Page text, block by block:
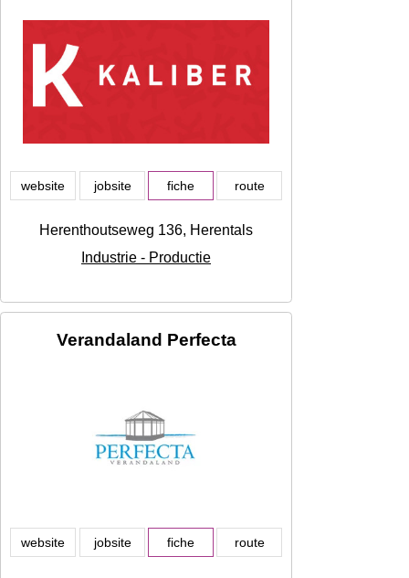
website jobsite fiche route
Herenthoutseweg 136, Herentals
Industrie - Productie
Verandaland Perfecta
website jobsite fiche route